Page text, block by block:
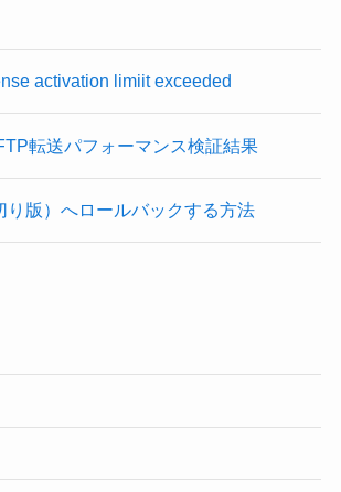
activation limiit exceeded
転送パフォーマンス検証結果
り版）へロールバックする方法